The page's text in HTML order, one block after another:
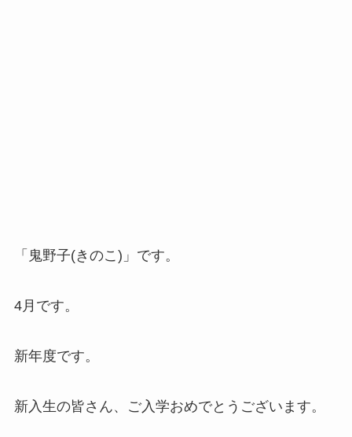
「鬼野子(きのこ)」です。
4月です。
新年度です。
新入生の皆さん、ご入学おめでとうございます。